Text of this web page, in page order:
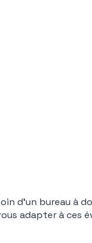
d’un bureau à
adapter à ces